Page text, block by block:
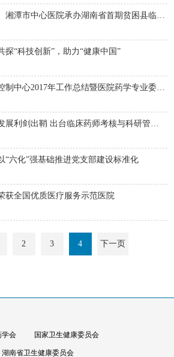
湘潭市中心医院承办湖南省首期贫困县临床
探“科技创新”，助力“健康中国”
制中心2017年工作总结暨医院药学专业委员
展利剑出鞘 出台临床药师考核与科研管理
“六化”强基础推进党支部建设标准化
获全国优质医疗服务示范医院
2 3 4 下一页
学会 国家卫生健康委员会
湖南省卫生健康委员会